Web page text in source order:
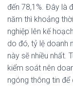
đến 78,1%. Đây là
năm thì khoảng
nghiệp lên kế
do đó, tỷ lệ doanh
này sẽ nhiều nhất.
kiểm soát nên
ngóng thông tin